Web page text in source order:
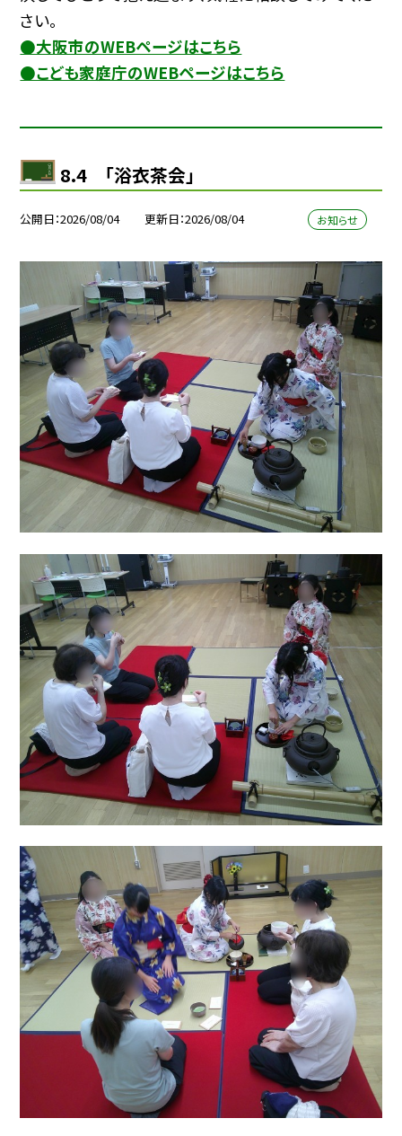
さい。
●大阪市のWEBページはこちら
●こども家庭庁のWEBページはこちら
8.4 「浴衣茶会」
公開日 2026/08/04 更新日 2026/08/04 お知らせ